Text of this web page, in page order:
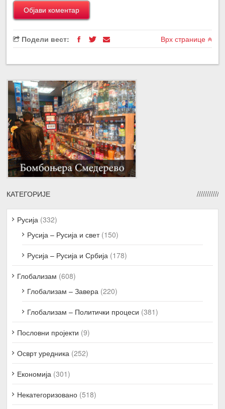
Подели вест: Врх странице
КАТЕГОРИЈЕ
Русија (332)
Русија – Русија и свет(150)
Русија – Русија и Србија (178)
Глобализам (608)
Глобализам – Завера (220)
Глобализам – Политички процеси (381)
Пословни пројекти (9)
Осврт уредника (252)
Економија (301)
Некатегоризовано (518)